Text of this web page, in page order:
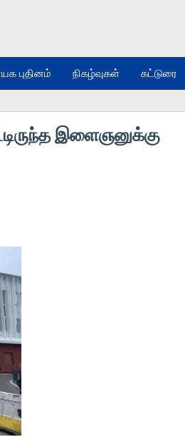
புதினம் நிகழ்வுகள் கட்டுரை
இளைஞனுக்கு